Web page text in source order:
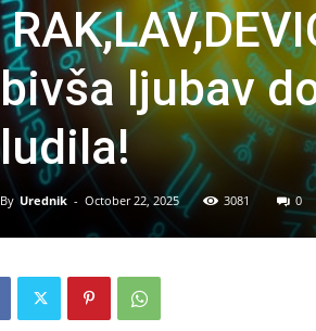
bivša ljubav
ludila!
By Urednik - October 22, 2025 3081 0